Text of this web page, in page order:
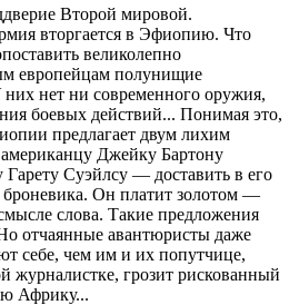
Второй мировой.
вторгается в Эфиопию. Что
великолепно
европейцам полунищие
нет ни современного оружия,
боевых действий... Понимая это,
предлагает двум лихим
Джейку Бартону
Гарету Суэйлсу — доставить в его
броневика. Он платит золотом —
слова. Такие предложения
отчаянные авантюристы даже
себе, чем им и их попутчице,
журналистке, грозит рискованный
Африку...